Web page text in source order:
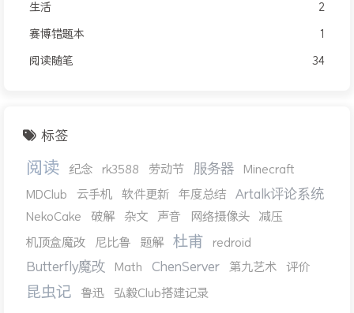
生活 2
赛博错题本 1
阅读随笔 34
标签
阅读 纪念 rk3588 劳动节 服务器
Minecraft
MDClub
云手机 软件更新 年度总结 Artalk评论系统
NekoCake 破解 杂文 声音 网络摄像头 减压
机顶盒魔改 尼比鲁 题解 杜甫 redroid
Butterfly魔改 Math ChenServer 第九艺术 评价
昆虫记 鲁迅 弘毅Club搭建记录